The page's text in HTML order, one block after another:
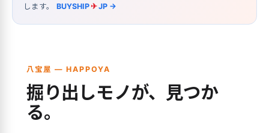
します。 BUYSHIP✈JP →
八宝屋 — HAPPOYA
掘り出しモノが、見つか
る。